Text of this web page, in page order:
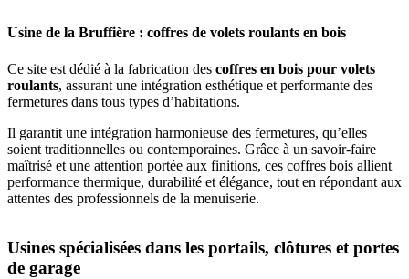
Usine de la Bruffière : coffres de volets roulants en bois
Ce site est dédié à la fabrication des coffres en bois pour volets
roulants, assurant une intégration esthétique et performante des
fermetures dans tous types d’habitations.
Il garantit une intégration harmonieuse des fermetures, qu’elles
soient traditionnelles ou contemporaines. Grâce à un savoir-faire
maîtrisé et une attention portée aux finitions, ces coffres bois allient
performance thermique, durabilité et élégance, tout en répondant aux
attentes des professionnels de la menuiserie.
Usines spécialisées dans les portails, clôtures et portes
de garage